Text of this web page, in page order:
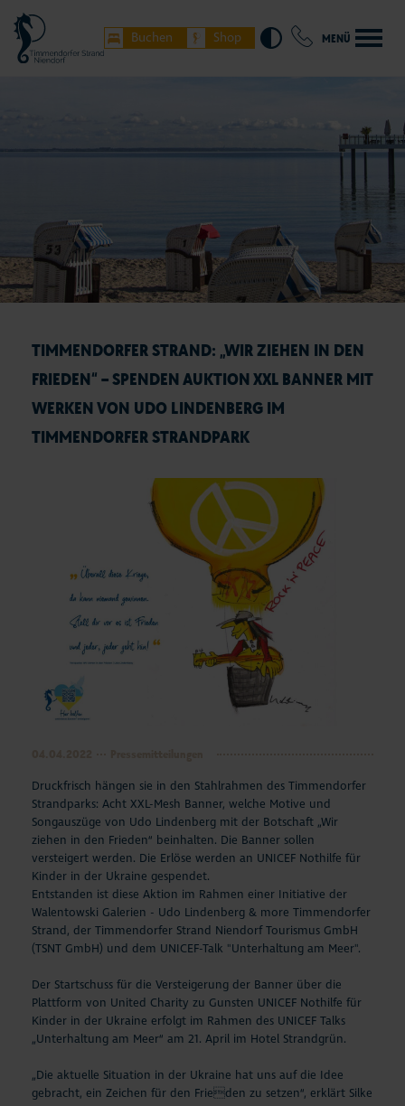
Buchen Shop MENÜ
TIMMENDORFER STRAND: „WIR ZIEHEN IN DEN
FRIEDEN“ – SPENDEN AUKTION XXL BANNER MIT
WERKEN VON UDO LINDENBERG IM
TIMMENDORFER STRANDPARK
Druckfrisch hängen sie in den Stahlrahmen des Timmendorfer
Strandparks: Acht XXL-Mesh Banner, welche Motive und
Songauszüge von Udo Lindenberg mit der Botschaft „Wir
ziehen in den Frieden“ beinhalten. Die Banner sollen
versteigert werden. Die Erlöse werden an UNICEF Nothilfe für
Kinder in der Ukraine gespendet.
Entstanden ist diese Aktion im Rahmen einer Initiative der
Walentowski Galerien - Udo Lindenberg & more Timmendorfer
Strand, der Timmendorfer Strand Niendorf Tourismus GmbH
(TSNT GmbH) und dem UNICEF-Talk "Unterhaltung am Meer".
Der Startschuss für die Versteigerung der Banner über die
Plattform von United Charity zu Gunsten UNICEF Nothilfe für
Kinder in der Ukraine erfolgt im Rahmen des UNICEF Talks
„Unterhaltung am Meer“ am 21. April im Hotel Strandgrün.
„Die aktuelle Situation in der Ukraine hat uns auf die Idee
gebracht, ein Zeichen für den Frieden zu setzen“, erklärt Silke